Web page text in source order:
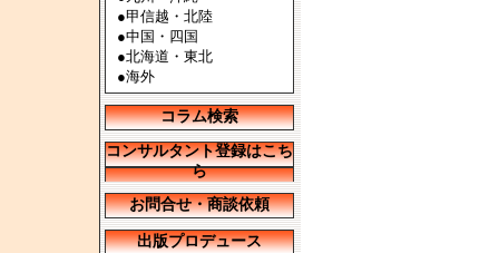
●甲信越・北陸
●中国・四国
●北海道・東北
●海外
コラム検索
コンサルタント登録はこち
ら
お問合せ・商談依頼
出版プロデュース